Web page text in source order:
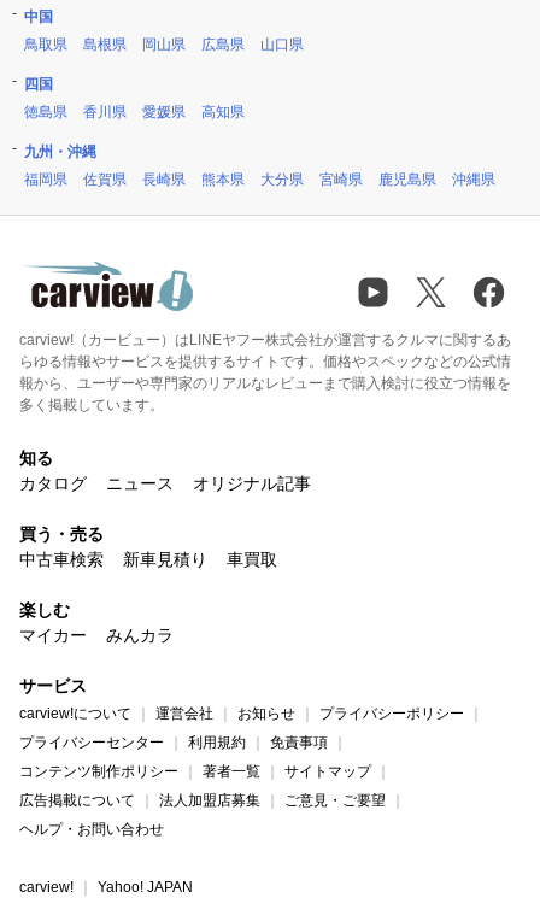
中国
鳥取県
島根県 岡山県 広島県 山口県
四国
徳島県
香川県 愛媛県 高知県
九州・沖縄
福岡県
佐賀県 長崎県 熊本県 大分県 宮崎県 鹿児島県 沖縄県
carview!（カービュー）はLINEヤフー株式会社が運営するクルマに関するあ
らゆる情報やサービスを提供するサイトです。価格やスペックなどの公式情
報から、ユーザーや専門家のリアルなレビューまで購入検討に役立つ情報を
多く掲載しています。
知る
カタログ
ニュース オリジナル記事
買う・売る
中古車検索
新車見積り 車買取
楽しむ
マイカー
みんカラ
サービス
carview!について 運営会社 お知らせ
プライバシーポリシー
プライバシーセンター
利用規約
免責事項
コンテンツ制作ポリシー
著者一覧
サイトマップ
広告掲載について
法人加盟店募集
ご意見・ご要望
ヘルプ・お問い合わせ
carview! Yahoo! JAPAN